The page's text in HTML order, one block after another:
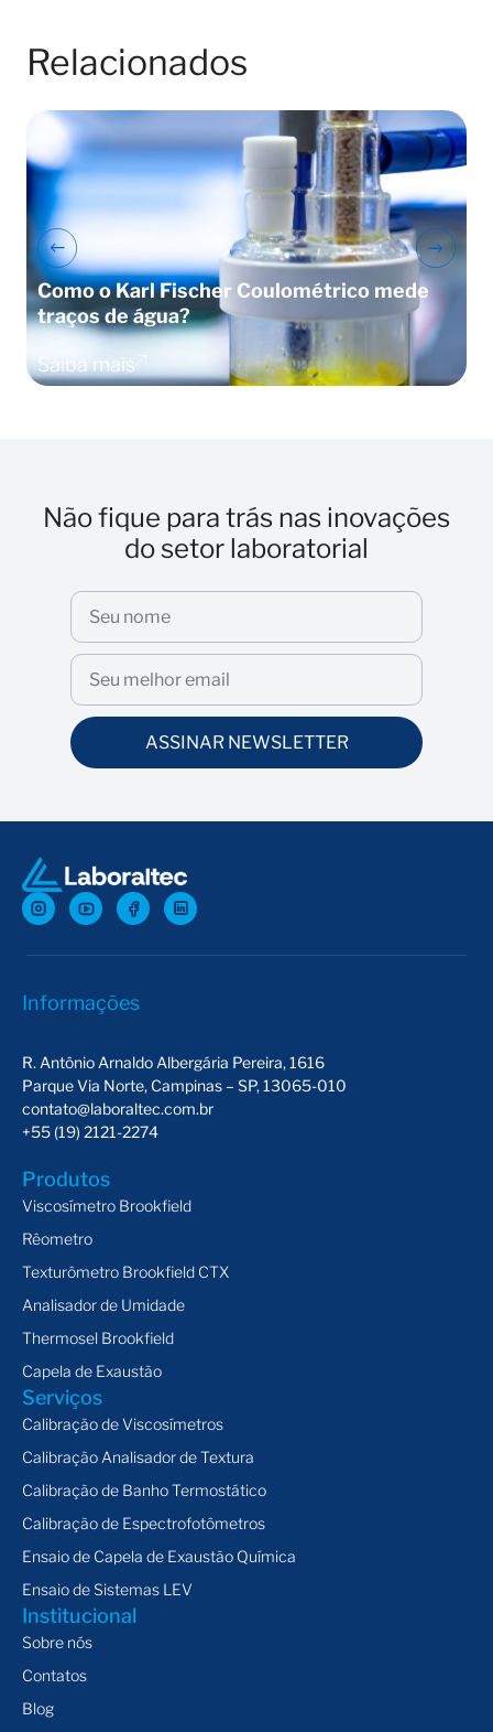
Relacionados
Como o Karl Fischer Coulométrico mede
traços de água?
Saiba mais
Não fique para trás nas inovações
do setor laboratorial
ASSINAR NEWSLETTER
Informações
R. Antônio Arnaldo Albergária Pereira, 1616
Parque Via Norte, Campinas – SP, 13065-010
contato@laboraltec.com.br
+55 (19) 2121-2274
Produtos
Viscosímetro Brookfield
Rêometro
Texturômetro Brookfield CTX
Analisador de Umidade
Thermosel Brookfield
Capela de Exaustão
Serviços
Calibração de Viscosímetros
Calibração Analisador de Textura
Calibração de Banho Termostático
Calibração de Espectrofotômetros
Ensaio de Capela de Exaustão Química
Ensaio de Sistemas LEV
Institucional
Sobre nós
Contatos
Blog